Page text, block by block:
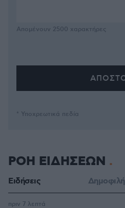
Απομένουν 2500 χαρακτήρες
* Υποχρεωτικά πεδία
ΡΟΗ ΕΙΔΗΣΕΩΝ
Ειδήσεις Δημοφιλή
πριν 7 λεπτά